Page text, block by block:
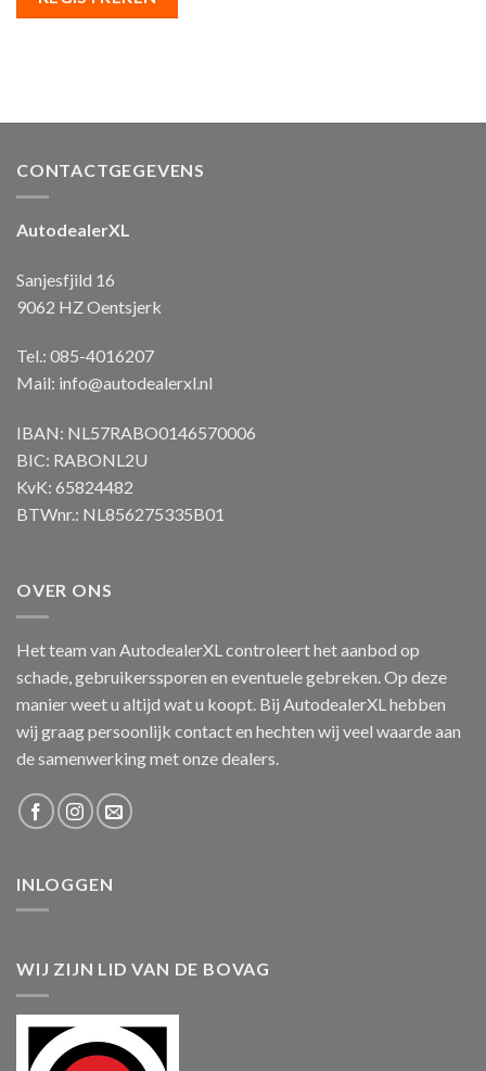
CONTACTGEGEVENS
AutodealerXL
Sanjesfjild 16
9062 HZ Oentsjerk
Tel.: 085-4016207
Mail: info@autodealerxl.nl
IBAN: NL57RABO0146570006
BIC: RABONL2U
KvK: 65824482
BTWnr.: NL856275335B01
OVER ONS
Het team van AutodealerXL controleert het aanbod op
schade, gebruikerssporen en eventuele gebreken. Op deze
manier weet u altijd wat u koopt. Bij AutodealerXL hebben
wij graag persoonlijk contact en hechten wij veel waarde aan
de samenwerking met onze dealers.
INLOGGEN
WIJ ZIJN LID VAN DE BOVAG